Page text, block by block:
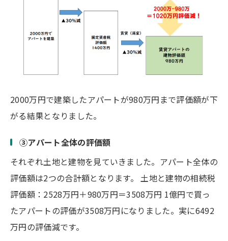
2000万円で建築したアパートが980万円まで評価額が下
がる結果となりました。
③アパート全体の評価額
それぞれ土地と建物を見ていきました。アパート全体の
評価額は2つの合計額となります。 土地と建物の相続税
評価額：2528万円＋980万円＝3508万円 1億円で買っ
たアパートの評価が3508万円になりました。実に6492
万円の評価減です。